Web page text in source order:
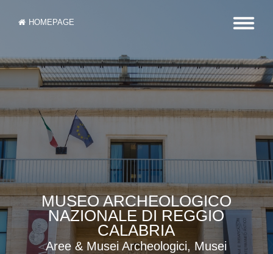
HOMEPAGE
MUSEO ARCHEOLOGICO
NAZIONALE DI REGGIO
CALABRIA
Aree & Musei Archeologici, Musei